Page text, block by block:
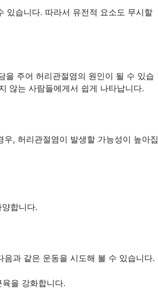
있습니다. 따라서 유전적 요소도 무시할
을 주어 허리관절염의 원인이 될 수 있습
않는 사람들에게서 쉽게 나타납니다.
, 허리관절염이 발생할 가능성이 높아집
합니다.
과 같은 운동을 시도해 볼 수 있습니다.
을 강화합니다.